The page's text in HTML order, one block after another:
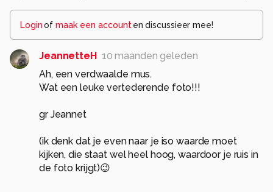
Loginof maak een account en discussieer mee!
JeannetteH 10 maanden geleden
Ah, een verdwaalde mus.
Wat een leuke vertederende foto!!!
gr Jeannet
(ik denk dat je even naar je iso waarde moet
kijken, die staat wel heel hoog, waardoor je ruis in
de foto krijgt)😉